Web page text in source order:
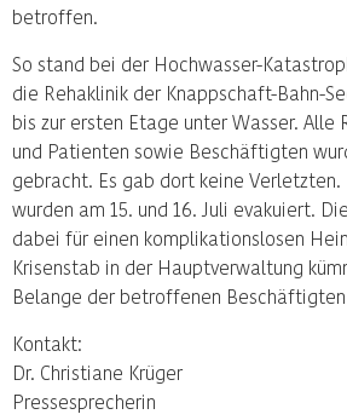
betroffen.
So stand bei der Hochwasser-
die Rehaklinik der Knappschaft-Bahn-
bis zur ersten Etage unter Wasser. Alle
und Patienten sowie Beschäftigten
gebracht. Es gab dort keine Verletzten.
wurden am 15. und 16. Juli evakuiert.
dabei für einen komplikationslosen
Krisenstab in der Hauptverwaltung
Belange der betroffenen Beschäftigten
Kontakt:
Dr. Christiane Krüger
Pressesprecherin